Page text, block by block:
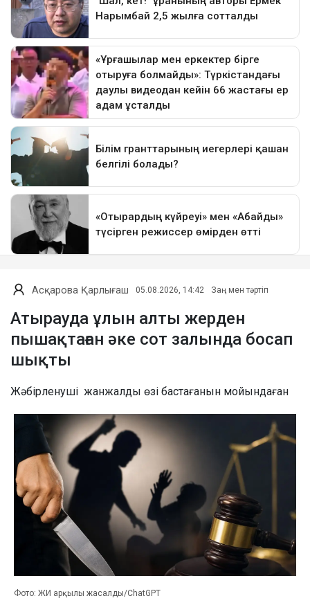
Асқарова Қарлығаш 05.08.2026, 14:42 Заң мен тәртіп
Атырауда ұлын алты жерден
пышақтаған әке сот залында босап
шықты
Жәбірленуші жанжалды өзі бастағанын мойындаған
Фото: ЖИ арқылы жасалды/ChatGPT